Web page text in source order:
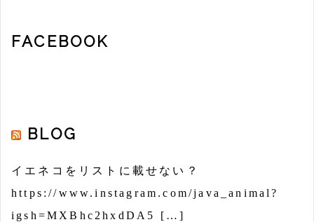
FACEBOOK
BLOG
イエネコをリストに載せない？
https://www.instagram.com/java_animal?
igsh=MXBhc2hxdDA5 […]